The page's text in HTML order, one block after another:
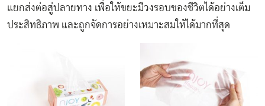
แยกส่งต่อสู่ปลายทาง เพื่อให้ขยะมีวงรอบของชีวิตได้อย่างเต็ม
ประสิทธิภาพ และถูกจัดการอย่างเหมาะสมให้ได้มากที่สุด